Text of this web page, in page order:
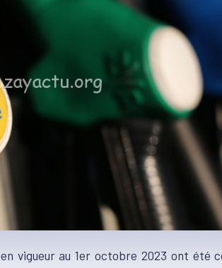
vigueur au 1er octobre 2023 ont été